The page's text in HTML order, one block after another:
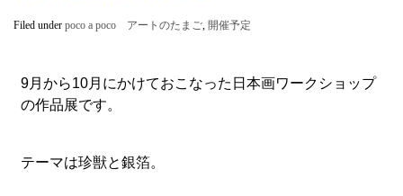
Filed under poco a poco アートのたまご, 開催予定
9月から10月にかけておこなった日本画ワークショップ
の作品展です。
テーマは珍獣と銀箔。